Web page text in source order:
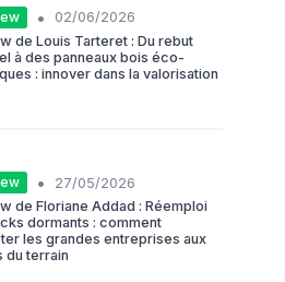
•
02/06/2026
de Louis Tarteret : Du rebut
à des panneaux bois éco-
: innover dans la valorisation
•
27/05/2026
de Floriane Addad : Réemploi
dormants : comment
les grandes entreprises aux
du terrain